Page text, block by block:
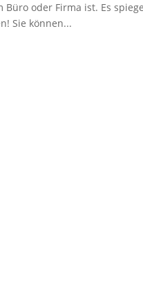
oder Firma ist. Es
Sie können...